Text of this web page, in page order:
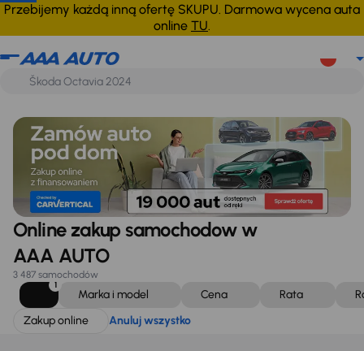
Przebijemy każdą inną ofertę SKUPU. Darmowa wycena auta
online TU.
Zakup online Anuluj wszystko
Online zakup samochodow w
AAA AUTO
3 487 samochodów
1
Marka i model Cena Rata
Zakup online
Anuluj wszystko